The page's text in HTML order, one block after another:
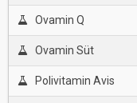
Ovamin Q
Ovamin Süt
Polivitamin Avis